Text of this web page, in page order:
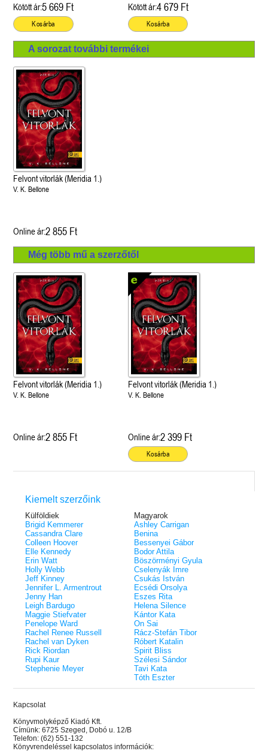
Kötött ár:5 669 Ft
Kosárba
Kötött ár:4 679 Ft
Kosárba
A sorozat további termékei
Felvont vitorlák (Meridia 1.)
V. K. Bellone
Online ár:2 855 Ft
Még több mű a szerzőtől
Felvont vitorlák (Meridia 1.)
V. K. Bellone
Online ár:2 855 Ft
Felvont vitorlák (Meridia 1.)
V. K. Bellone
Online ár:2 399 Ft
Kosárba
Kiemelt szerzőink
Külföldiek
Brigid Kemmerer
Cassandra Clare
Colleen Hoover
Elle Kennedy
Erin Watt
Holly Webb
Jeff Kinney
Jennifer L. Armentrout
Jenny Han
Leigh Bardugo
Maggie Stiefvater
Penelope Ward
Rachel Renee Russell
Rachel van Dyken
Rick Riordan
Rupi Kaur
Stephenie Meyer
Magyarok
Ashley Carrigan
Benina
Bessenyei Gábor
Bodor Attila
Böszörményi Gyula
Cselenyák Imre
Csukás István
Ecsédi Orsolya
Eszes Rita
Helena Silence
Kántor Kata
On Sai
Rácz-Stefán Tibor
Róbert Katalin
Spirit Bliss
Szélesi Sándor
Tavi Kata
Tóth Eszter
Kapcsolat
Könyvmolyképző Kiadó Kft.
Címünk: 6725 Szeged, Dobó u. 12/B
Telefon: (62) 551-132
Könyvrendeléssel kapcsolatos információk: